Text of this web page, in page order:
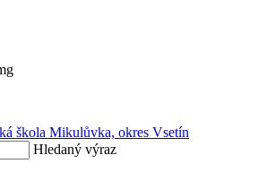
škola Mikulůvka, okres Vsetín
Hledaný výraz